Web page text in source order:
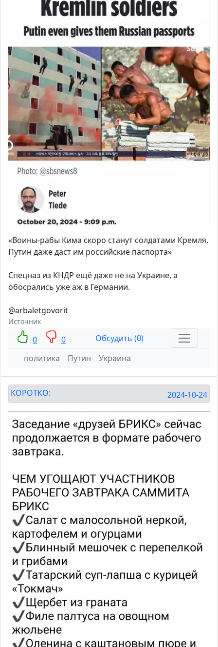
«Воины-рабы Кима скоро станут солдатами Кремля.
Путин даже даст им российские паспорта»
Спецназ из КНДР ещё даже не на Украине, а
обосрались уже аж в Германии.
@arbaletgovorit
Источник
0 0
Обсудить (0)
политика
Путин Украина
КОРОТКО: 2024-10-24